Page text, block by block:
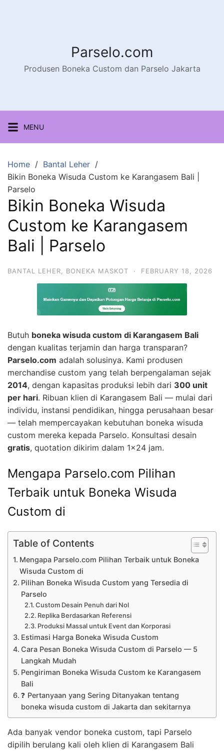
Parselo.com
Produsen Boneka Custom dan Parselo Jakarta
MENU
Home
Bantal Leher
Bikin Boneka Wisuda Custom ke Karangasem Bali |
Parselo
Bikin Boneka Wisuda
Custom ke Karangasem
Bali | Parselo
BANTAL LEHER BONEKA MASKOT · FEBRUARY 18, 2026
Butuh boneka wisuda custom di Karangasem Bali
dengan kualitas terjamin dan harga transparan?
Parselo.com adalah solusinya. Kami produsen
merchandise custom yang telah berpengalaman sejak
2014, dengan kapasitas produksi lebih dari 300 unit
per hari. Ribuan klien di Karangasem Bali — mulai dari
individu, instansi pendidikan, hingga perusahaan besar
— telah mempercayakan kebutuhan boneka wisuda
custom mereka kepada Parselo. Konsultasi desain
gratis, quotation dikirim dalam 1×24 jam.
Mengapa Parselo.com Pilihan
Terbaik untuk Boneka Wisuda
Custom di
Table of Contents
Mengapa Parselo.com Pilihan Terbaik untuk Boneka
Wisuda Custom di
Pilihan Boneka Wisuda Custom yang Tersedia di
Parselo
Custom Desain Penuh dari Nol
Replika Berdasarkan Referensi
Produksi Massal untuk Event dan Korporasi
Estimasi Harga Boneka Wisuda Custom
Cara Pesan Boneka Wisuda Custom di Parselo — 5
Langkah Mudah
Pengiriman Boneka Wisuda Custom ke Karangasem
Bali
❓ Pertanyaan yang Sering Ditanyakan tentang
boneka wisuda custom di Jakarta dan sekitarnya
Ada banyak vendor boneka custom, tapi Parselo
dipilih berulang kali oleh klien di Karangasem Bali